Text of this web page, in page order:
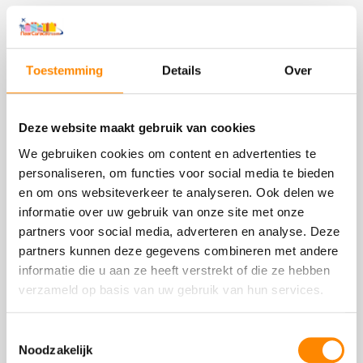
Toestemming Details Over
Deze website maakt gebruik van cookies
We gebruiken cookies om content en advertenties te
personaliseren, om functies voor social media te bieden
en om ons websiteverkeer te analyseren. Ook delen we
informatie over uw gebruik van onze site met onze
partners voor social media, adverteren en analyse. Deze
partners kunnen deze gegevens combineren met andere
informatie die u aan ze heeft verstrekt of die ze hebben
verzameld op basis van uw gebruik van hun services.
Noodzakelijk
Betalen met Euro op Curaçao, kan dat?
We krijgen regelmatig de vraag over cash kunt
betalen met Euro’s op Curaçao. Maar kan dat